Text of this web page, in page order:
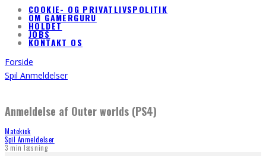
COOKIE- OG PRIVATLIVSPOLITIK
OM GAMERGURU
HOLDET
JOBS
KONTAKT OS
Forside
Spil Anmeldelser
Anmeldelse af Outer worlds (PS4)
Matekick
Spil Anmeldelser
3 min læsning